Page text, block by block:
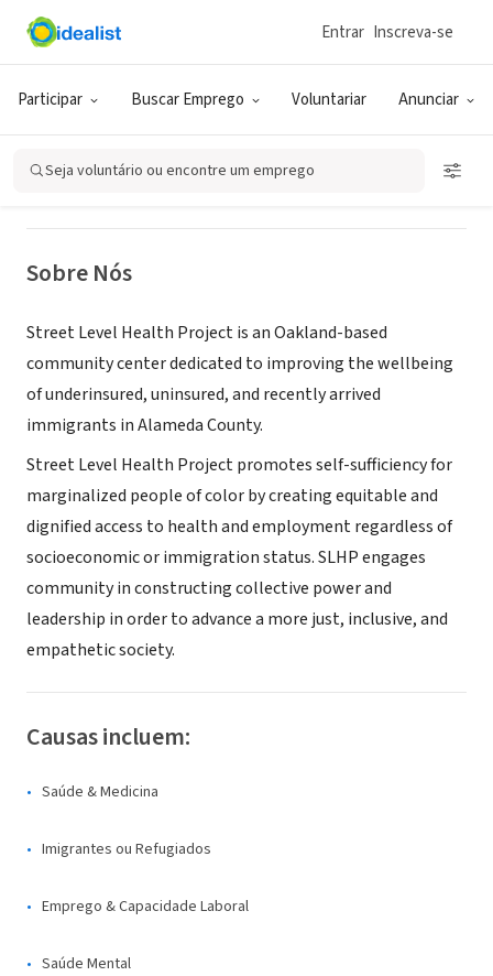
Participar Buscar Emprego Voluntariar Anunciar
Entrar Inscreva-se
Seja voluntário ou encontre um emprego
ONG (SETOR SOCIAL)
Street Level Health Project
Sobre Nós
Street Level Health Project is an Oakland-based
community center dedicated to improving the wellbeing
of underinsured, uninsured, and recently arrived
immigrants in Alameda County.
Street Level Health Project promotes self-sufficiency for
marginalized people of color by creating equitable and
dignified access to health and employment regardless of
socioeconomic or immigration status. SLHP engages
community in constructing collective power and
leadership in order to advance a more just, inclusive, and
empathetic society.
Causas incluem:
Saúde & Medicina
Imigrantes ou Refugiados
Emprego & Capacidade Laboral
Saúde Mental